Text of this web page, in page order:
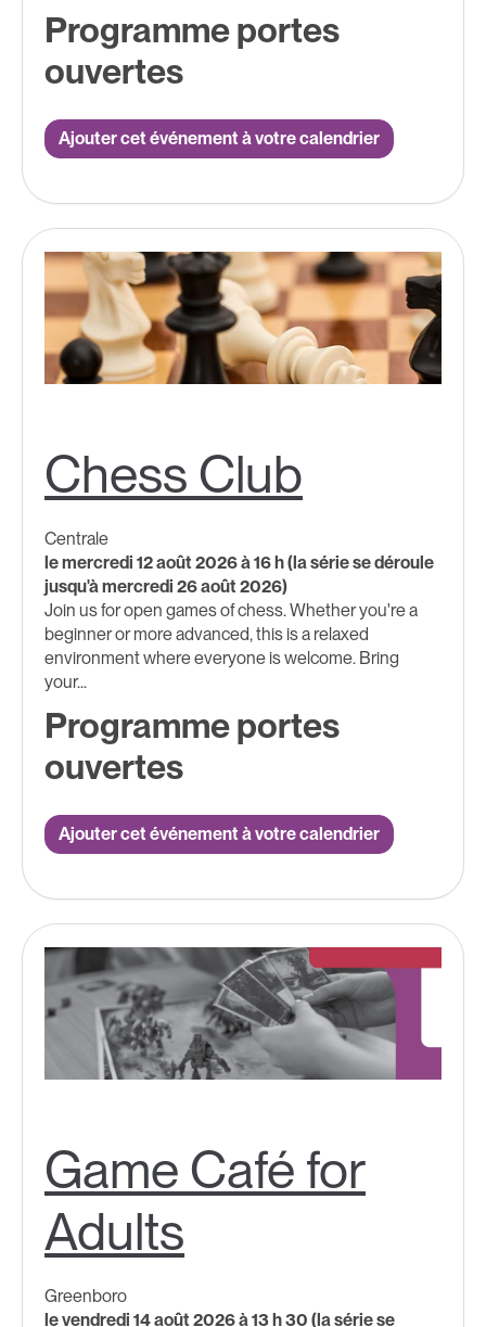
Programme portes
ouvertes
Ajouter cet événement à votre calendrier
Chess Club
Centrale
le mercredi 12 août 2026 à 16 h (la série se déroule
jusqu'à mercredi 26 août 2026)
Join us for open games of chess. Whether you're a
beginner or more advanced, this is a relaxed
environment where everyone is welcome. Bring
your...
Programme portes
ouvertes
Ajouter cet événement à votre calendrier
Game Café for
Adults
Greenboro
le vendredi 14 août 2026 à 13 h 30 (la série se